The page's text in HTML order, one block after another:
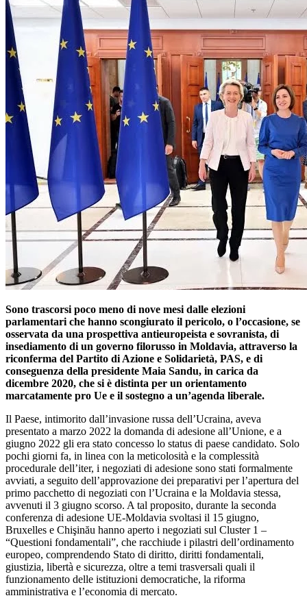
Sono trascorsi poco meno di nove mesi dalle elezioni
parlamentari che hanno scongiurato il pericolo, o l’occasione, se
osservata da una prospettiva antieuropeista e sovranista, di
insediamento di un governo filorusso in Moldavia, attraverso la
riconferma del Partito di Azione e Solidarietà, PAS, e di
conseguenza della presidente Maia Sandu, in carica da
dicembre 2020, che si è distinta per un orientamento
marcatamente pro Ue e il sostegno a un’agenda liberale.
Il Paese, intimorito dall’invasione russa dell’Ucraina, aveva
presentato a marzo 2022 la domanda di adesione all’Unione, e a
giugno 2022 gli era stato concesso lo status di paese candidato. Solo
pochi giorni fa, in linea con la meticolosità e la complessità
procedurale dell’iter, i negoziati di adesione sono stati formalmente
avviati, a seguito dell’approvazione dei preparativi per l’apertura del
primo pacchetto di negoziati con l’Ucraina e la Moldavia stessa,
avvenuti il 3 giugno scorso. A tal proposito, durante la seconda
conferenza di adesione UE-Moldavia svoltasi il 15 giugno,
Bruxelles e Chişinău hanno aperto i negoziati sul Cluster 1 –
“Questioni fondamentali”, che racchiude i pilastri dell’ordinamento
europeo, comprendendo Stato di diritto, diritti fondamentali,
giustizia, libertà e sicurezza, oltre a temi trasversali quali il
funzionamento delle istituzioni democratiche, la riforma
amministrativa e l’economia di mercato.